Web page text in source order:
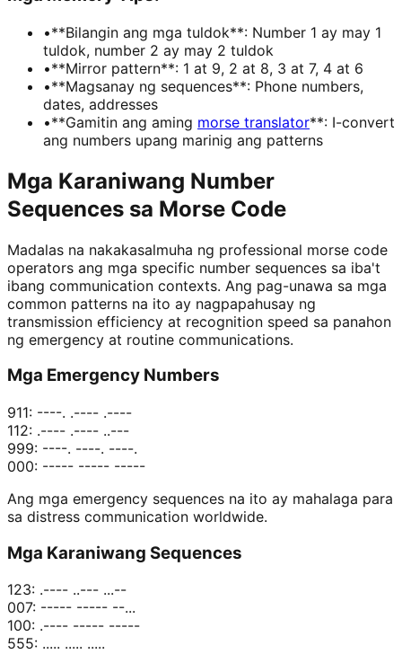
•**Bilangin ang mga tuldok**: Number 1 ay may 1
tuldok, number 2 ay may 2 tuldok
•**Mirror pattern**: 1 at 9, 2 at 8, 3 at 7, 4 at 6
•**Magsanay ng sequences**: Phone numbers,
dates, addresses
•**Gamitin ang aming morse translator**: I-convert
ang numbers upang marinig ang patterns
Mga Karaniwang Number
Sequences sa Morse Code
Madalas na nakakasalmuha ng professional morse code
operators ang mga specific number sequences sa iba't
ibang communication contexts. Ang pag-unawa sa mga
common patterns na ito ay nagpapahusay ng
transmission efficiency at recognition speed sa panahon
ng emergency at routine communications.
Mga Emergency Numbers
911: ----. .---- .----
112: .---- .---- ..---
999: ----. ----. ----.
000: ----- ----- -----
Ang mga emergency sequences na ito ay mahalaga para
sa distress communication worldwide.
Mga Karaniwang Sequences
123: .---- ..--- ...--
007: ----- ----- --...
100: .---- ----- -----
555: ..... ..... .....